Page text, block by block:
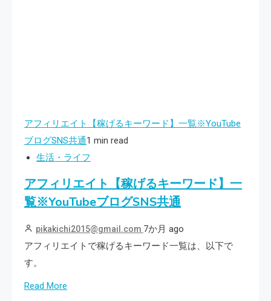
アフィリエイト【稼げるキーワード】一覧※YouTube
ブログSNS共通1 min read
生活・ライフ
アフィリエイト【稼げるキーワード】一
覧※YouTubeブログSNS共通
pikakichi2015@gmail.com 7か月 ago
アフィリエイトで稼げるキーワード一覧は、以下で
す。
Read More